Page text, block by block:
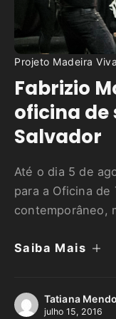
Projeto Madeira Viva
Fabrizio
oficina de
Salvador
Até o dia 5 de
para a Oficina de
contemporâneo,
encenador do
agosto, no …
Saiba Mais
Tatiana
julho 15, 2016